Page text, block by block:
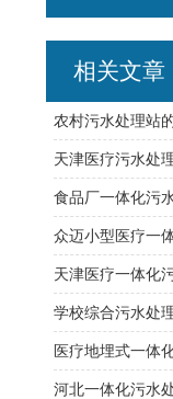
相关文章
农村污水处理站
天津医疗污水处
食品厂一体化污
众迈小型医疗一
天津医疗一体化
学校综合污水处
医疗地埋式一体
河北一体化污水